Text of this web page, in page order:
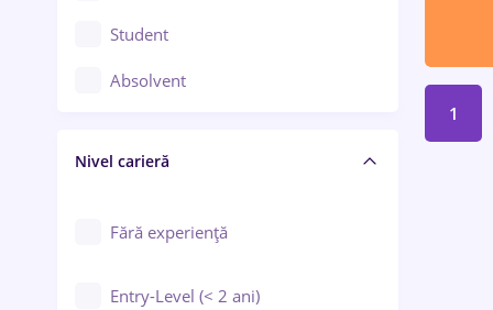
Construcții / Instalații
Controlul calității
Educație / Training / Arte
Student
Absolvent
Nivel carieră
Fără experiență
Entry-Level (< 2 ani)
1